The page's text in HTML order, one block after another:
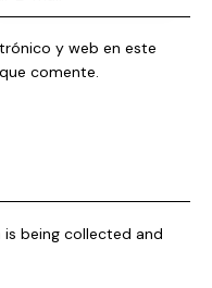
y web en este
comente.
being collected and